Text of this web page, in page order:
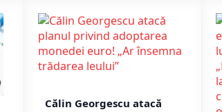
Călin Georgescu atacă